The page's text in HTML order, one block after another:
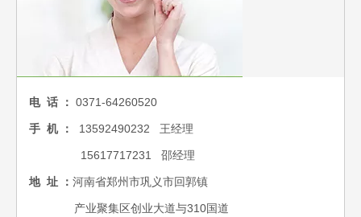
电 话 ： 0371-64260520
手 机 ： 13592490232 王经理
15617717231 邵经理
地 址 ： 河南省郑州市巩义市回郭镇
产业聚集区创业大道与310国道